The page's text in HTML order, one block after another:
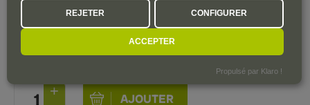
38,80 € TTC
Coffret de 75 cl.| 51,73 € / Litre
REJETER CONFIGURER
ACCEPTER
Propulsé par Klaro !